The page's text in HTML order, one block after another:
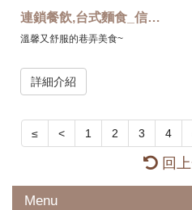
連鎖餐飲,台式麵食_信義區
溫馨又舒服的巷弄美食~
詳細介紹
≤ < 1 2 3 4
回上
Menu